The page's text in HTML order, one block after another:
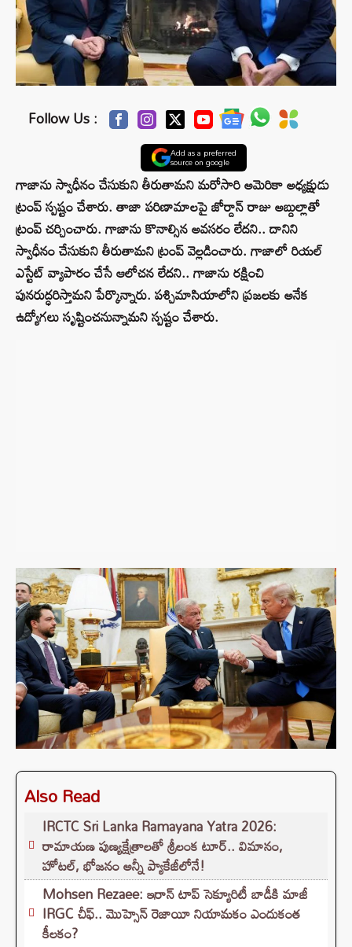
Follow Us :
Add as a preferred
source on google
గాజాను స్వాధీనం చేసుకుని తీరుతామని మరోసారి అమెరికా అధ్యక్షుడు
ట్రంప్ స్పష్టం చేశారు. తాజా పరిణామాలపై జోర్దాన్‌ రాజు అబ్దుల్లాతో
ట్రంప్ చర్చించారు. గాజాను కొనాల్సిన అవసరం లేదని.. దానిని
స్వాధీనం చేసుకుని తీరుతామని ట్రంప్ వెల్లడించారు. గాజాలో రియల్
ఎస్టేట్ వ్యాపారం చేసే ఆలోచన లేదని.. గాజాను రక్షించి
పునరుద్ధరిస్తామని పేర్కొన్నారు. పశ్చిమాసియాలోని ప్రజలకు అనేక
ఉద్యోగలు సృష్టించనున్నామని స్పష్టం చేశారు.
Also Read
IRCTC Sri Lanka Ramayana Yatra 2026:
రామాయణ పుణ్యక్షేత్రాలతో శ్రీలంక టూర్.. విమానం,
హోటల్, భోజనం అన్నీ ప్యాకేజీలోనే!
Mohsen Rezaee: ఇరాన్ టాప్ సెక్యూరిటీ బాడీకి మాజీ
IRGC చీఫ్.. మొహ్సెన్ రెజాయీ నియామకం ఎందుకంత
కీలకం?